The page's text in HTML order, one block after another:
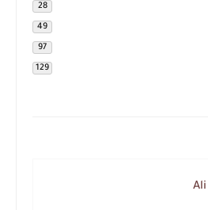
28
49
97
129